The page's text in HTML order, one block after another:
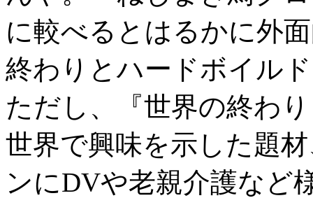
に較べるとはるかに外
終わりとハードボイル
ただし、『世界の終わ
世界で興味を示した題
ンにDVや老親介護など